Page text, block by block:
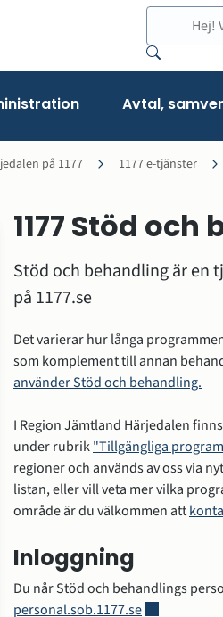
Avtal,
på 1177 1177 e-tjänster
för Hitta vård på 1177
för 1177 e-tjänster
1177 Stöd
Stöd och behandling är en
på 1177.se
Det varierar hur långa
som komplement till annan
använder Stöd och behandling.
I Region Jämtland Härjedalen
under rubrik "Tillgängliga
regioner och används av oss via
listan, eller vill veta mer vilka
område är du välkommen att
Inloggning
personal.sob.1177.seLänk till